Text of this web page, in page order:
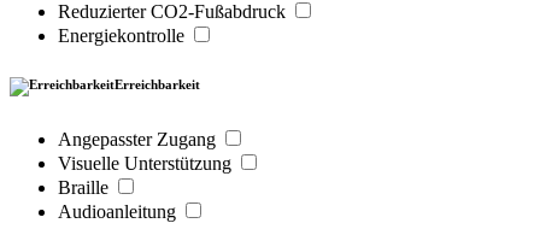
Reduzierter CO2-Fußabdruck
Energiekontrolle
Erreichbarkeit
Angepasster Zugang
Visuelle Unterstützung
Braille
Audioanleitung